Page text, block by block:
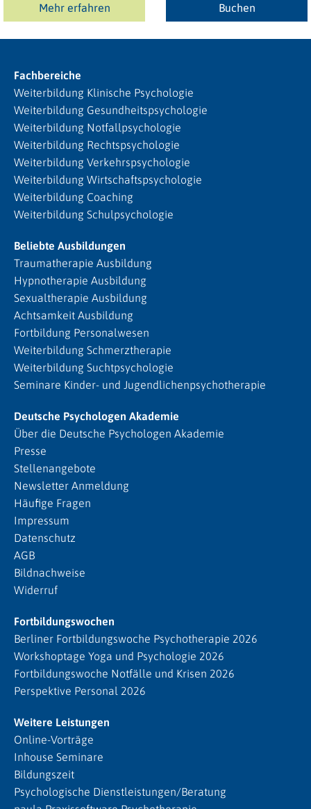
Mehr erfahren Buchen
Fachbereiche
Weiterbildung Klinische Psychologie
Weiterbildung Gesundheitspsychologie
Weiterbildung Notfallpsychologie
Weiterbildung Rechtspsychologie
Weiterbildung Verkehrspsychologie
Weiterbildung Wirtschaftspsychologie
Weiterbildung Coaching
Weiterbildung Schulpsychologie
Beliebte Ausbildungen
Traumatherapie Ausbildung
Hypnotherapie Ausbildung
Sexualtherapie Ausbildung
Achtsamkeit Ausbildung
Fortbildung Personalwesen
Weiterbildung Schmerztherapie
Weiterbildung Suchtpsychologie
Seminare Kinder- und Jugendlichenpsychotherapie
Deutsche Psychologen Akademie
Über die Deutsche Psychologen Akademie
Presse
Stellenangebote
Newsletter Anmeldung
Häufige Fragen
Impressum
Datenschutz
AGB
Bildnachweise
Widerruf
Fortbildungswochen
Berliner Fortbildungswoche Psychotherapie 2026
Workshoptage Yoga und Psychologie 2026
Fortbildungswoche Notfälle und Krisen 2026
Perspektive Personal 2026
Weitere Leistungen
Online-Vorträge
Inhouse Seminare
Bildungszeit
Psychologische Dienstleistungen/Beratung